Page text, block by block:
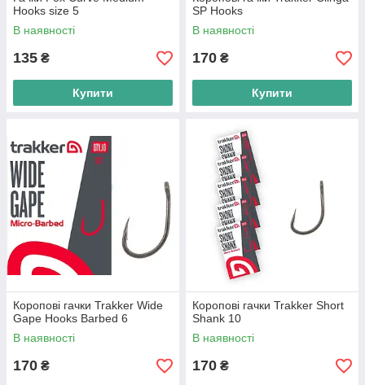
Hooks size 5
В наявності
135 ₴
Купити
SP Hooks
В наявності
170 ₴
Купити
Коропові гачки Trakker Wide
Gape Hooks Barbed 6
В наявності
170 ₴
Коропові гачки Trakker Short
Shank 10
В наявності
170 ₴